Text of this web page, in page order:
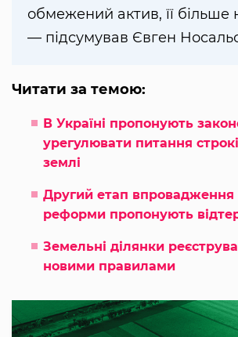
обмежений актив, її більше
— підсумував Євген
Читати за темою:
В Україні пропонують
урегулювати питання
землі
Другий етап впровадження
реформи пропонують
Земельні ділянки
новими правилами